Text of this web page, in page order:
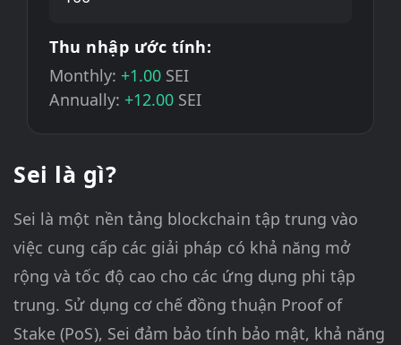
Thu nhập ước tính:
Monthly: +1.00 SEI
Annually: +12.00 SEI
Sei là gì?
Sei là một nền tảng blockchain tập trung vào
việc cung cấp các giải pháp có khả năng mở
rộng và tốc độ cao cho các ứng dụng phi tập
trung. Sử dụng cơ chế đồng thuận Proof of
Stake (PoS), Sei đảm bảo tính bảo mật, khả năng